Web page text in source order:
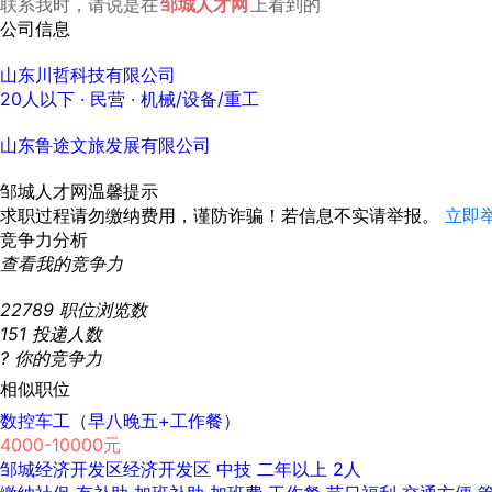
联系我时，请说是在邹城人才网 上看到的
公司信息
山东川哲科技有限公司
20人以下 · 民营 · 机械/设备/重工
山东鲁途文旅发展有限公司
邹城人才网温馨提示
求职过程请勿缴纳费用，谨防诈骗！若信息不实请举报。 立即
竞争力分析
查看我的竞争力
22789 职位浏览数
151 投递人数
? 你的竞争力
相似职位
数控车工（早八晚五+工作餐）
4000-10000元
邹城经济开发区经济开发区 中技 二年以上 2人